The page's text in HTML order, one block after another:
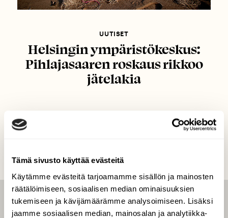
Tämä sivusto käyttää evästeitä
Käytämme evästeitä tarjoamamme sisällön ja mainosten
räätälöimiseen, sosiaalisen median ominaisuuksien
tukemiseen ja kävijämäärämme analysoimiseen. Lisäksi
jaamme sosiaalisen median, mainosalan ja analytiikka-
UUTISET
Helsingin ympäristökeskus:
Pihlajasaaren roskaus rikkoo
jätelakia
LEHTI